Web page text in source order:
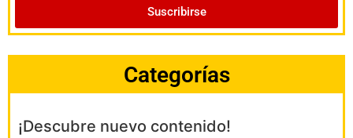
Suscribirse
Categorías
¡Descubre nuevo contenido!